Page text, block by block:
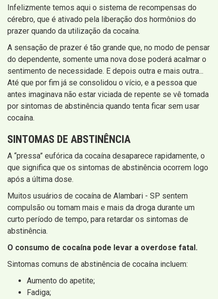
Infelizmente temos aqui o sistema de recompensas do
cérebro, que é ativado pela liberação dos hormônios do
prazer quando da utilização da cocaína.
A sensação de prazer é tão grande que, no modo de pensar
do dependente, somente uma nova dose poderá acalmar o
sentimento de necessidade. E depois outra e mais outra...
Até que por fim já se consolidou o vício, e a pessoa que
antes imaginava não estar viciada de repente se vê tomada
por sintomas de abstinência quando tenta ficar sem usar
cocaína.
SINTOMAS DE ABSTINÊNCIA
A “pressa” eufórica da cocaína desaparece rapidamente, o
que significa que os sintomas de abstinência ocorrem logo
após a última dose.
Muitos usuários de cocaína de Alambari - SP sentem
compulsão ou tomam mais e mais da droga durante um
curto período de tempo, para retardar os sintomas de
abstinência.
O consumo de cocaína pode levar a overdose fatal.
Sintomas comuns de abstinência de cocaína incluem:
Aumento do apetite;
Fadiga;